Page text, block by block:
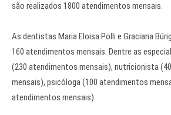
são realizados 1800 atendimentos mensais.
As dentistas Maria Eloisa Polli e Graciana
160 atendimentos mensais. Dentre as
(230 atendimentos mensais), nutricionista
mensais), psicóloga (100 atendimentos
atendimentos mensais).